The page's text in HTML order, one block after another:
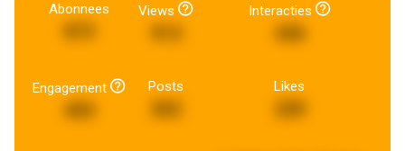
Abonnees Views Interacties
Engagement Posts
262
Likes